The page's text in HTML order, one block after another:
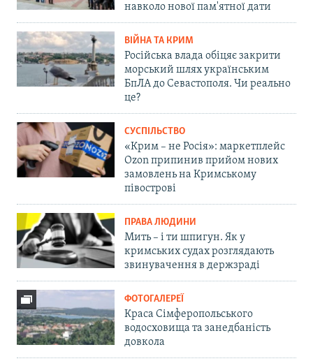
навколо нової пам'ятної дати
ВІЙНА ТА КРИМ
Російська влада обіцяє закрити
морський шлях українським
БпЛА до Севастополя. Чи реально
це?
СУСПІЛЬСТВО
«Крим – не Росія»: маркетплейс
Ozon припинив прийом нових
замовлень на Кримському
півострові
ПРАВА ЛЮДИНИ
Мить – і ти шпигун. Як у
кримських судах розглядають
звинувачення в держзраді
ФОТОГАЛЕРЕЇ
Краса Сімферопольського
водосховища та занедбаність
довкола